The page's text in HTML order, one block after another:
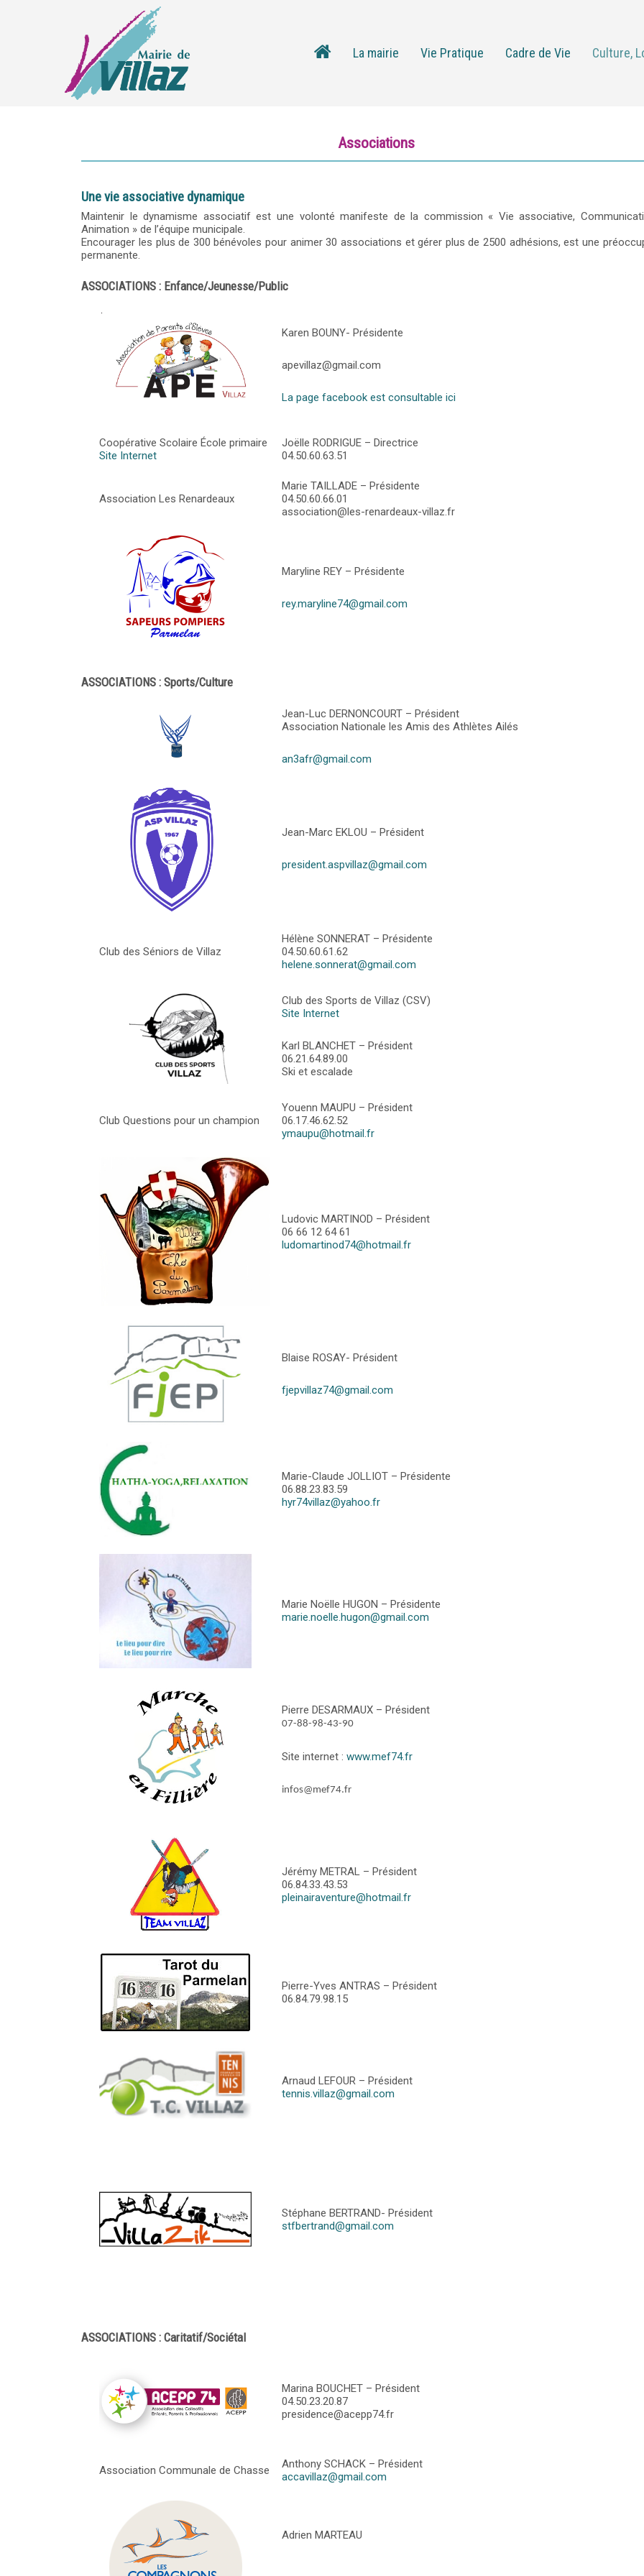
La mairie Vie Pratique Cadre de Vie Culture,
Associations
Une vie associative dynamique
Maintenir le dynamisme associatif est une volonté manifeste de la commission « Vie associative,
Animation » de l’équipe municipale.
Encourager les plus de 300 bénévoles pour animer 30 associations et gérer plus de 2500 adhésions, est une
permanente.
ASSOCIATIONS : Enfance/Jeunesse/Public
Karen BOUNY- Présidente
apevillaz@gmail.com
La page facebook est consultable ici
Coopérative Scolaire École primaire
Site Internet
Joëlle RODRIGUE – Directrice
04.50.60.63.51
Association Les Renardeaux
Marie TAILLADE – Présidente
04.50.60.66.01
association@les-renardeaux-villaz.fr
Maryline REY – Présidente
rey.maryline74@gmail.com
ASSOCIATIONS : Sports/Culture
Jean-Luc DERNONCOURT – Président
Association Nationale les Amis des Athlètes Ailés
an3afr@gmail.com
Jean-Marc EKLOU – Président
president.aspvillaz@gmail.com
Club des Séniors de Villaz
Hélène SONNERAT – Présidente
04.50.60.61.62
helene.sonnerat@gmail.com
Club des Sports de Villaz (CSV)
Site Internet
Karl BLANCHET – Président
06.21.64.89.00
Ski et escalade
Club Questions pour un champion
Youenn MAUPU – Président
06.17.46.62.52
ymaupu@hotmail.fr
Ludovic MARTINOD – Président
06 66 12 64 61
ludomartinod74@hotmail.fr
Blaise ROSAY- Président
fjepvillaz74@gmail.com
Marie-Claude JOLLIOT – Présidente
06.88.23.83.59
hyr74villaz@yahoo.fr
Marie Noëlle HUGON – Présidente
marie.noelle.hugon@gmail.com
Pierre DESARMAUX – Président
07-88-98-43-90
Site internet :www.mef74.fr
infos@mef74.fr
Jérémy METRAL – Président
06.84.33.43.53
pleinairaventure@hotmail.fr
Pierre-Yves ANTRAS – Président
06.84.79.98.15
Arnaud LEFOUR – Président
tennis.villaz@gmail.com
Stéphane BERTRAND- Président
stfbertrand@gmail.com
ASSOCIATIONS : Caritatif/Sociétal
Marina BOUCHET – Président
04.50.23.20.87
presidence@acepp74.fr
Association Communale de Chasse
Anthony SCHACK – Président
accavillaz@gmail.com
Adrien MARTEAU